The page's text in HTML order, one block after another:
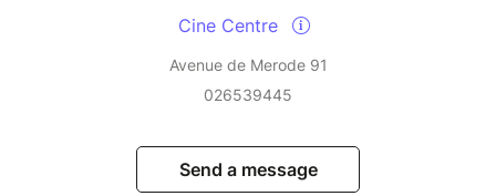
Cine Centre
Avenue de Merode 91
026539445
Send a message